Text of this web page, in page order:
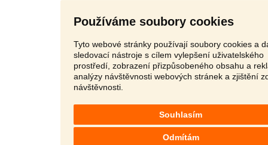
Používáme soubory cookies
Tyto webové stránky používají soubory cookies a
sledovací nástroje s cílem vylepšení uživatelského
prostředí, zobrazení přizpůsobeného obsahu a
analýzy návštěvnosti webových stránek a zjištění
návštěvnosti.
Souhlasím
Odmítám